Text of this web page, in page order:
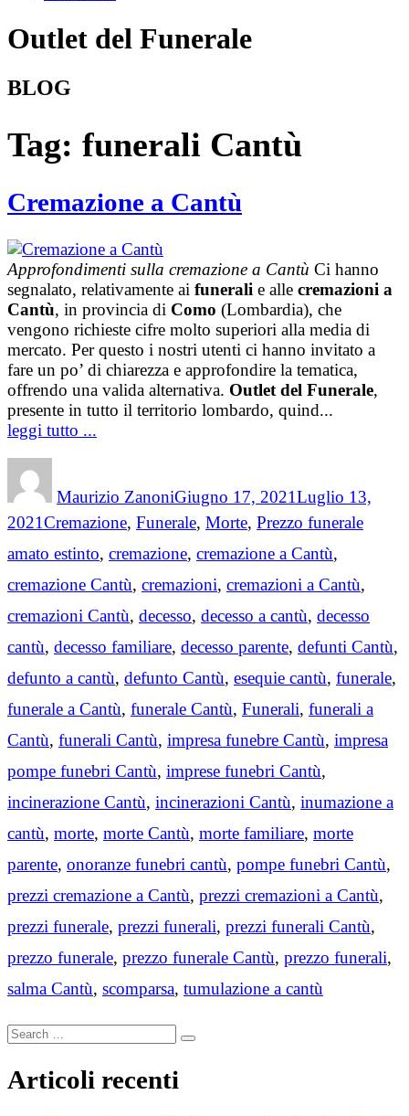
Outlet del Funerale
BLOG
Tag: funerali Cantù
Cremazione a Cantù
Approfondimenti sulla cremazione a Cantù Ci hanno
segnalato, relativamente ai funerali e alle cremazioni a
Cantù, in provincia di Como (Lombardia), che
vengono richieste cifre molto superiori alla media di
mercato. Per questo i nostri utenti ci hanno invitato a
fare un po’ di chiarezza e approfondire la tematica,
offrendo una valida alternativa. Outlet del Funerale,
presente in tutto il territorio lombardo, quind...
leggi tutto ...
Maurizio Zanoni
on
Giugno 17, 2021Luglio 13,
2021Categories
Cremazione, Funerale, Morte, Prezzo funeraleTags
amato estinto, cremazione, cremazione a Cantù,
cremazione Cantù, cremazioni, cremazioni a Cantù,
cremazioni Cantù, decesso, decesso a cantù, decesso
cantù, decesso familiare, decesso parente, defunti Cantù,
defunto a cantù, defunto Cantù, esequie cantù, funerale,
funerale a Cantù, funerale Cantù, Funerali, funerali a
Cantù, funerali Cantù, impresa funebre Cantù, impresa
pompe funebri Cantù, imprese funebri Cantù,
incinerazione Cantù, incinerazioni Cantù, inumazione a
cantù, morte, morte Cantù, morte familiare, morte
parente, onoranze funebri cantù, pompe funebri Cantù,
prezzi cremazione a Cantù, prezzi cremazioni a Cantù,
prezzi funerale, prezzi funerali, prezzi funerali Cantù,
prezzo funerale, prezzo funerale Cantù, prezzo funerali,
salma Cantù, scomparsa, tumulazione a cantù
Search
Search
Articoli recenti